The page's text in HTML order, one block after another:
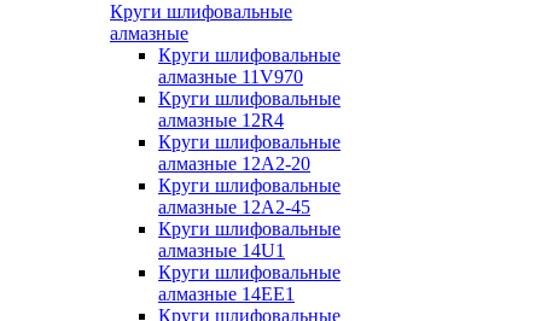
Круги шлифовальные
алмазные
Круги шлифовальные
алмазные 11V970
Круги шлифовальные
алмазные 12R4
Круги шлифовальные
алмазные 12А2-20
Круги шлифовальные
алмазные 12А2-45
Круги шлифовальные
алмазные 14U1
Круги шлифовальные
алмазные 14ЕЕ1
Круги шлифовальные